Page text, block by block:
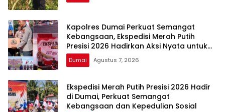
Kapolres Dumai Perkuat Semangat
Kebangsaan, Ekspedisi Merah Putih
Presisi 2026 Hadirkan Aksi Nyata untuk
Rakyat
Dumai Agustus 7, 2026
Ekspedisi Merah Putih Presisi 2026 Hadir
di Dumai, Perkuat Semangat
Kebangsaan dan Kepedulian Sosial